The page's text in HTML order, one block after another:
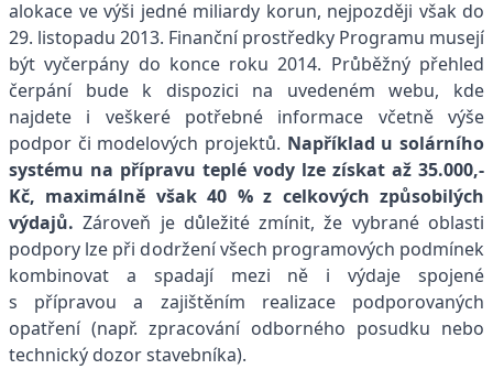
alokace ve výši jedné miliardy korun, nejpozději však do
29. listopadu 2013. Finanční prostředky Programu musejí
být vyčerpány do konce roku 2014. Průběžný přehled
čerpání bude k dispozici na uvedeném webu, kde
najdete i veškeré potřebné informace včetně výše
podpor či modelových projektů. Například u solárního
systému na přípravu teplé vody lze získat až 35.000,-
Kč, maximálně však 40 % z celkových způsobilých
výdajů. Zároveň je důležité zmínit, že vybrané oblasti
podpory lze při dodržení všech programových podmínek
kombinovat a spadají mezi ně i výdaje spojené
s přípravou a zajištěním realizace podporovaných
opatření (např. zpracování odborného posudku nebo
technický dozor stavebníka).